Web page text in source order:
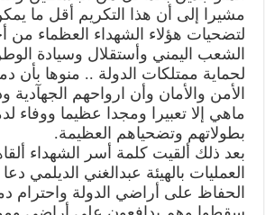
مشيرا إلى أن هذا التكريم أقل ما
لتضحيات هؤلاء الشهداء العظماء
الشعب اليمني وأستقلال وسيادة
لحماية ممتلكات الدولة .. منوها بأن
الأمن والأمان وأن ارواحهم
ماهي إلا تعبيرا ومجدا عظيما ووفاء
بطولاتهم وتضحياهم العظيمة.
بعد ذلك ألقيت كلمة أسر الشهداء
العمليات بالهيئة عبدالغني الديلمي
الحفاظ على أراضي الدولة واحترام